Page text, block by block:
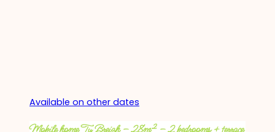
Available on other dates